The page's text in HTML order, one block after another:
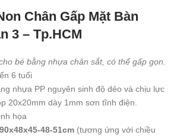
Chân Gấp Mặt Bàn
3 – Tp.HCM
bé bằng nhựa chân sắt, có thể gấp gọn.
6 tuổi
nhựa PP nguyên sinh độ dẻo và chịu lực
20x20mm dày 1mm sơn tĩnh điện.
họa
90x48x45-48-51cm (tương ứng với chiều